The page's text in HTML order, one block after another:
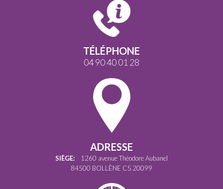
TÉLÉPHONE
04 90 40 01 28
ADRESSE
SIÈGE: 1260 avenue Théodore Aubanel
84500 BOLLÈNE CS 20099